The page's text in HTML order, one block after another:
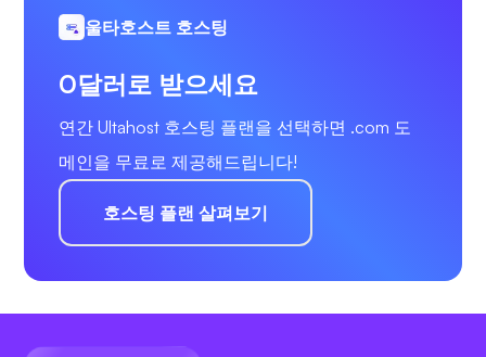
울타호스트 호스팅
0달러로 받으세요
연간 Ultahost 호스팅 플랜을 선택하면 .com 도
메인을 무료로 제공해드립니다!
호스팅 플랜 살펴보기